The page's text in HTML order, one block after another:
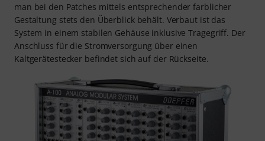
man bei den Patches mittels entsprechender farblicher
Gestaltung stets den Überblick behält. Verbaut ist das
System in einem stabilen Gehäuse inklusive Tragegriff. Der
Anschluss für die Stromversorgung über einen
Kaltgerätestecker befindet sich auf der Rückseite.